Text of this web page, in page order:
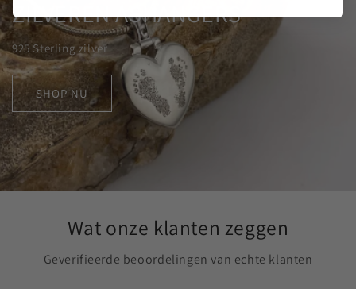
ZILVEREN ASHANGERS
925 Sterling zilver
SHOP NU
Wat onze klanten zeggen
Geverifieerde beoordelingen van echte klanten